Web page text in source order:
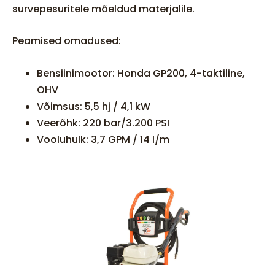
survepesuritele mõeldud materjalile.
Peamised omadused:
Bensiinimootor: Honda GP200, 4-taktiline,
OHV
Võimsus: 5,5 hj / 4,1 kW
Veerõhk: 220 bar/3.200 PSI
Vooluhulk: 3,7 GPM / 14 l/m